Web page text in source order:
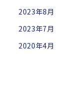
2023年8月
2023年7月
2020年4月